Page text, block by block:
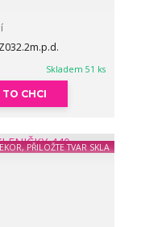
Skladem 51 ks
CHCI
PŘILOŽTE TVAR SKLA